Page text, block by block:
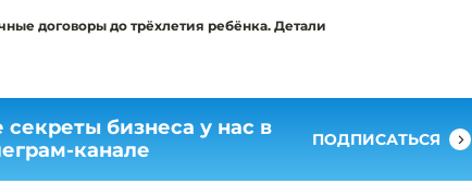
договоры до трёхлетия ребёнка. Детали
секреты бизнеса у нас в
канале
ПОДПИСАТЬСЯ